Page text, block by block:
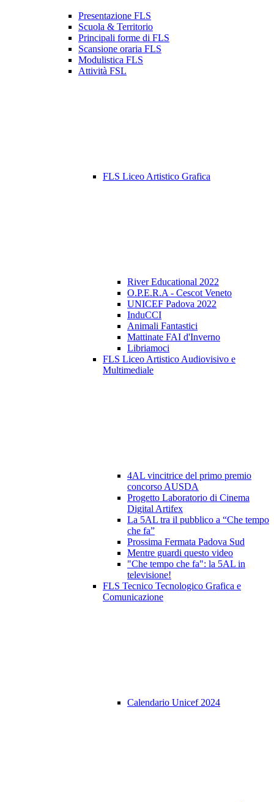
Presentazione FLS
Scuola & Territorio
Principali forme di FLS
Scansione oraria FLS
Modulistica FLS
Attività FSL
FLS Liceo Artistico Grafica
River Educational 2022
O.P.E.R.A - Cescot Veneto
UNICEF Padova 2022
InduCCI
Animali Fantastici
Mattinate FAI d'Inverno
Libriamoci
FLS Liceo Artistico Audiovisivo e
Multimediale
4AL vincitrice del primo premio
concorso AUSDA
Progetto Laboratorio di Cinema
Digital Artifex
La 5AL tra il pubblico a “Che tempo
che fa”
Prossima Fermata Padova Sud
Mentre guardi questo video
"Che tempo che fa": la 5AL in
televisione!
FLS Tecnico Tecnologico Grafica e
Comunicazione
Calendario Unicef 2024